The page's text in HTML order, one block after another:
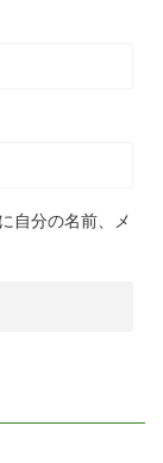
自分の名前、メ